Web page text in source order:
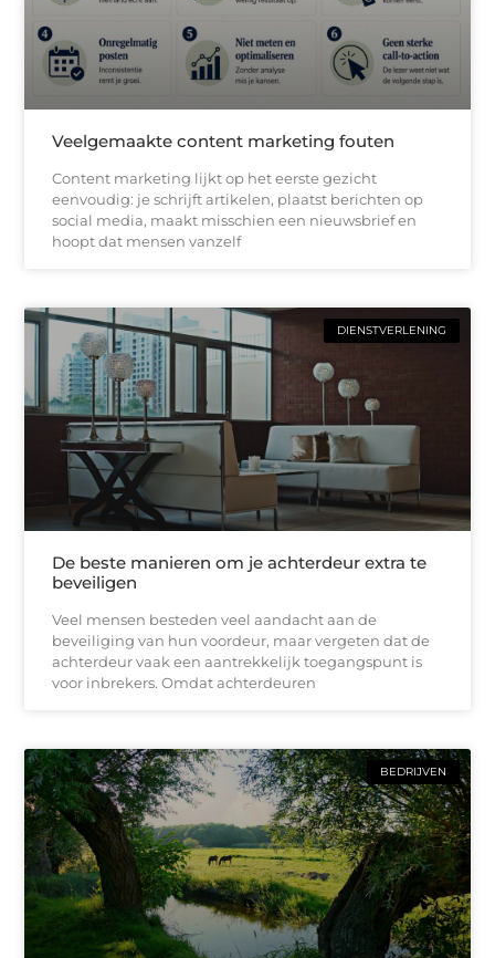
Veelgemaakte content marketing fouten
Content marketing lijkt op het eerste gezicht
eenvoudig: je schrijft artikelen, plaatst berichten op
social media, maakt misschien een nieuwsbrief en
hoopt dat mensen vanzelf
DIENSTVERLENING
De beste manieren om je achterdeur extra te
beveiligen
Veel mensen besteden veel aandacht aan de
beveiliging van hun voordeur, maar vergeten dat de
achterdeur vaak een aantrekkelijk toegangspunt is
voor inbrekers. Omdat achterdeuren
BEDRIJVEN